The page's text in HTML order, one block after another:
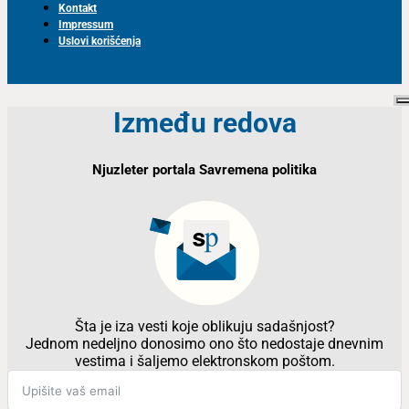
Kontakt
Impressum
Uslovi korišćenja
Između redova
Njuzleter portala Savremena politika
Šta je iza vesti koje oblikuju sadašnjost?
Jednom nedeljno donosimo ono što nedostaje dnevnim
vestima i šaljemo elektronskom poštom.